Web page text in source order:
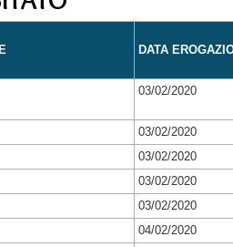
DATA
03/02/2020
03/02/2020
03/02/2020
03/02/2020
03/02/2020
04/02/2020